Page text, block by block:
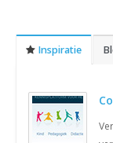
Inspiratie